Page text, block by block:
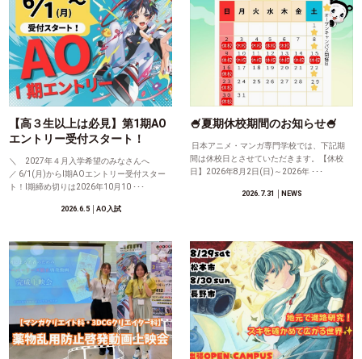
【高３生以上は必見】第1期AO
エントリー受付スタート！
＼ 2027年４月入学希望のみなさんへ
／ 6/1(月)からⅠ期AOエントリー受付スター
ト！Ⅰ期締め切りは2026年10月10 ･･･
2026.6.5│AO入試
🍧夏期休校期間のお知らせ🍧
日本アニメ・マンガ専門学校では、下記期
間は休校日とさせていただきます。【休校
日】2026年8月2日(日)～2026年 ･･･
2026.7.31 │NEWS